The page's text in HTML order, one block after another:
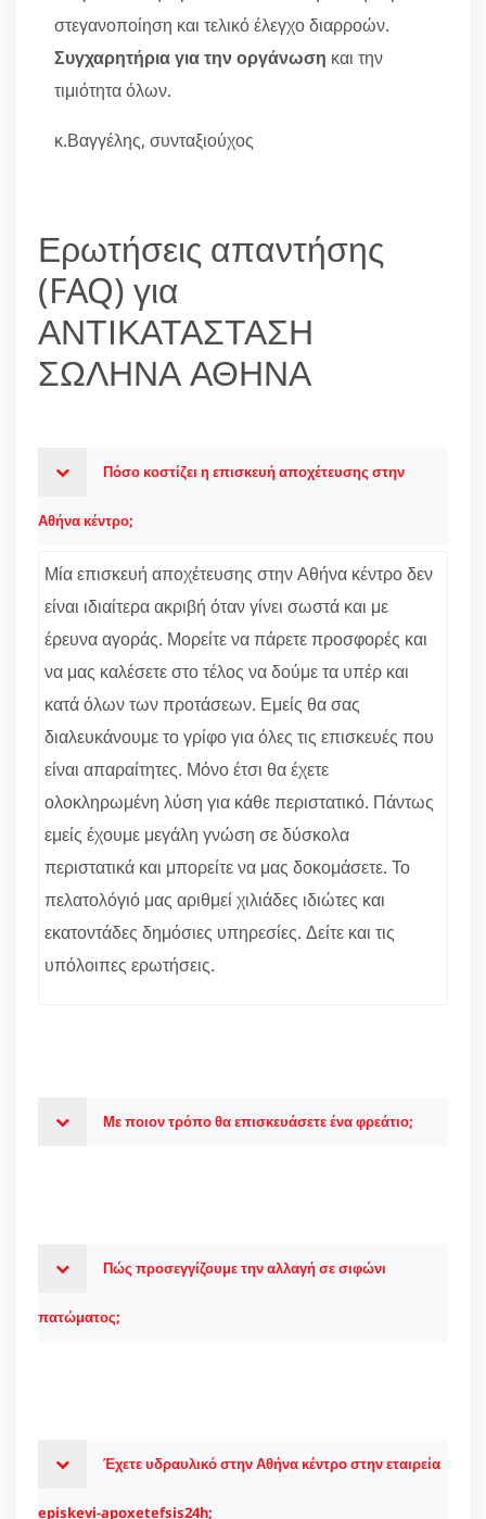
στεγανοποίηση και τελικό έλεγχο διαρροών.
Συγχαρητήρια για την οργάνωση και την
τιμιότητα όλων.
κ.Βαγγέλης, συνταξιούχος
Ερωτήσεις απαντήσης
(FAQ) για
ΑΝΤΙΚΑΤΑΣΤΑΣΗ
ΣΩΛΗΝΑ ΑΘΗΝΑ
Πόσο κοστίζει η επισκευή αποχέτευσης στην
Αθήνα κέντρο;
Μία επισκευή αποχέτευσης στην Αθήνα κέντρο δεν
είναι ιδιαίτερα ακριβή όταν γίνει σωστά και με
έρευνα αγοράς. Μορείτε να πάρετε προσφορές και
να μας καλέσετε στο τέλος να δούμε τα υπέρ και
κατά όλων των προτάσεων. Εμείς θα σας
διαλευκάνουμε το γρίφο για όλες τις επισκευές που
είναι απαραίτητες. Μόνο έτσι θα έχετε
ολοκληρωμένη λύση για κάθε περιστατικό. Πάντως
εμείς έχουμε μεγάλη γνώση σε δύσκολα
περιστατικά και μπορείτε να μας δοκομάσετε. Το
πελατολόγιό μας αριθμεί χιλιάδες ιδιώτες και
εκατοντάδες δημόσιες υπηρεσίες. Δείτε και τις
υπόλοιπες ερωτήσεις.
Με ποιον τρόπο θα επισκευάσετε ένα φρεάτιο;
Πώς προσεγγίζουμε την αλλαγή σε σιφώνι
πατώματος;
Έχετε υδραυλικό στην Αθήνα κέντρο στην εταιρεία
episkevi-apoxetefsis24h;